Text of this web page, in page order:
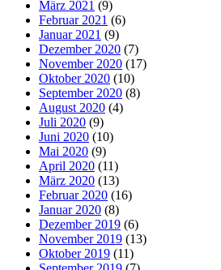
März 2021 (9)
Februar 2021 (6)
Januar 2021 (9)
Dezember 2020 (7)
November 2020 (17)
Oktober 2020 (10)
September 2020 (8)
August 2020 (4)
Juli 2020 (9)
Juni 2020 (10)
Mai 2020 (9)
April 2020 (11)
März 2020 (13)
Februar 2020 (16)
Januar 2020 (8)
Dezember 2019 (6)
November 2019 (13)
Oktober 2019 (11)